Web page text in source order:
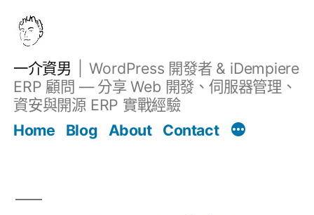
一介資男
WordPress 開發者 & iDempiere
ERP 顧問 — 分享 Web 開發、伺服器管理、
資安與開源 ERP 實戰經驗
Home
Blog About Contact
文章